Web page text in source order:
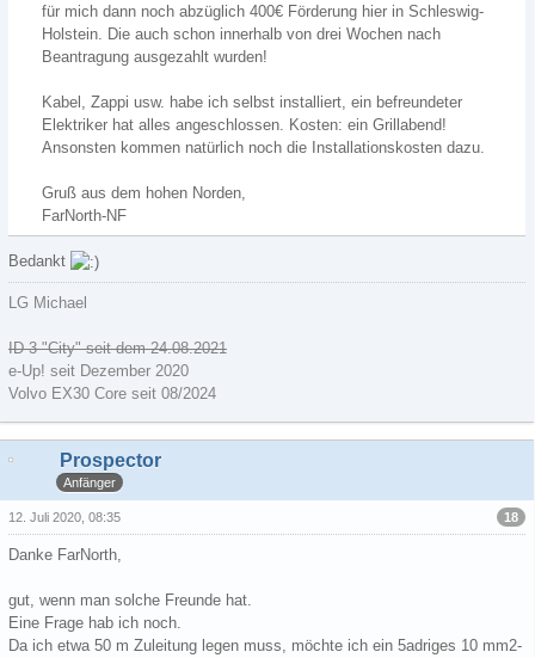
für mich dann noch abzüglich 400€ Förderung hier in Schleswig-
Holstein. Die auch schon innerhalb von drei Wochen nach
Beantragung ausgezahlt wurden!
Kabel, Zappi usw. habe ich selbst installiert, ein befreundeter
Elektriker hat alles angeschlossen. Kosten: ein Grillabend!
Ansonsten kommen natürlich noch die Installationskosten dazu.
Gruß aus dem hohen Norden,
FarNorth-NF
Bedankt
LG Michael
ID 3 "City" seit dem 24.08.2021
e-Up! seit Dezember 2020
Volvo EX30 Core seit 08/2024
Prospector
Anfänger
18
12. Juli 2020, 08:35
Danke FarNorth,
gut, wenn man solche Freunde hat.
Eine Frage hab ich noch.
Da ich etwa 50 m Zuleitung legen muss, möchte ich ein 5adriges 10 mm2-